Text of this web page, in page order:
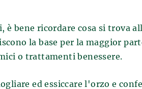
bene ricordare cosa si trova
la base per la maggior
o trattamenti benessere.
ed essiccare l'orzo e
queste procedure la birra